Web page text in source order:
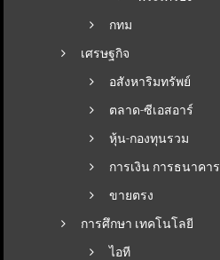
กทม
เศรษฐกิจ
อสังหาริมทรัพย์
ตลาด-ซีเอสอาร์
หุ้น-กองทุนรวม
การเงิน การธนาคาร
ขายตรง
การศึกษา เทคโนโลยี
ไอที